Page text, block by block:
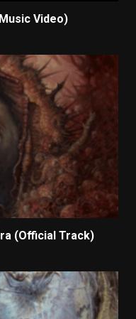
Video)
(Official Track)